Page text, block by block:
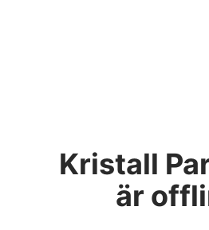
Kristall
är